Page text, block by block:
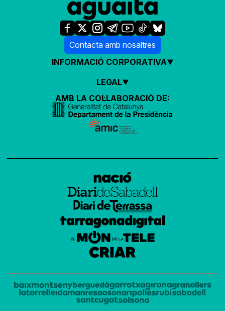
Contacta amb nosaltres
INFORMACIÓ CORPORATIVA
LEGAL
AMB LA COL·LABORACIÓ DE: